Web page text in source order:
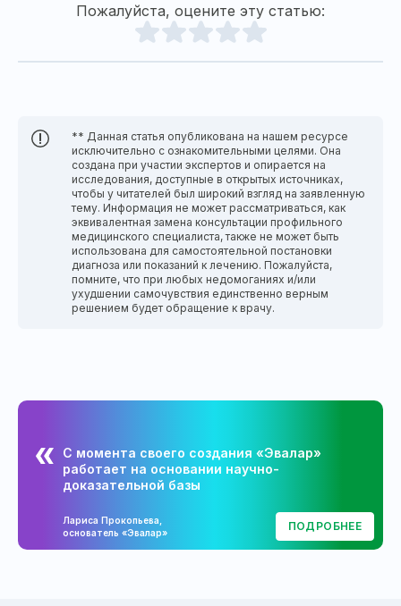
Пожалуйста, оцените эту статью:
** Данная статья опубликована на нашем ресурсе
исключительно с ознакомительными целями. Она
создана при участии экспертов и опирается на
исследования, доступные в открытых источниках,
чтобы у читателей был широкий взгляд на заявленную
тему. Информация не может рассматриваться, как
эквивалентная замена консультации профильного
медицинского специалиста, также не может быть
использована для самостоятельной постановки
диагноза или показаний к лечению. Пожалуйста,
помните, что при любых недомоганиях и/или
ухудшении самочувствия единственно верным
решением будет обращение к врачу.
С момента своего создания «Эвалар»
работает на основании научно-
доказательной базы
Лариса Прокопьева,
основатель «Эвалар»
ПОДРОБНЕЕ